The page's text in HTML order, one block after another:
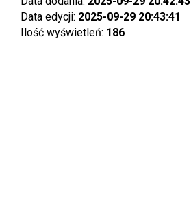
Data edycji: 2025-09-29 20:43:41
Ilość wyświetleń: 186